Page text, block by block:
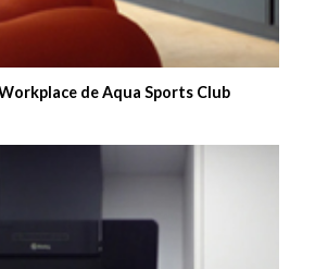
de Aqua Sports Club